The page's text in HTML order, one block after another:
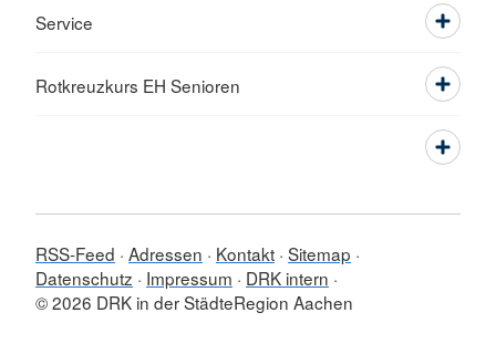
Service
Rotkreuzkurs EH Senioren
RSS-Feed Adressen Kontakt Sitemap
Datenschutz
Impressum
DRK intern
© 2026 DRK in der StädteRegion Aachen